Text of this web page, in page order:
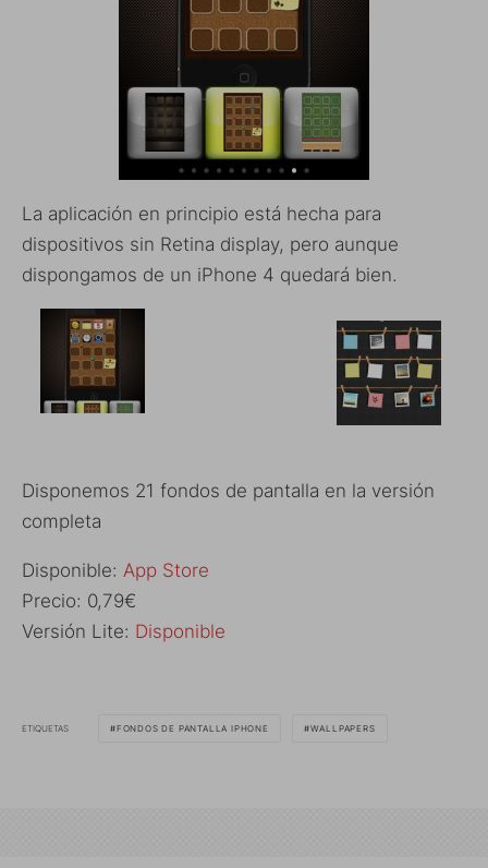
La aplicación en principio está hecha para
dispositivos sin Retina display, pero aunque
dispongamos de un iPhone 4 quedará bien.
Disponemos 21 fondos de pantalla en la versión
completa
Disponible: App Store
Precio: 0,79€
Versión Lite: Disponible
ETIQUETAS FONDOS DE PANTALLA IPHONE WALLPAPERS